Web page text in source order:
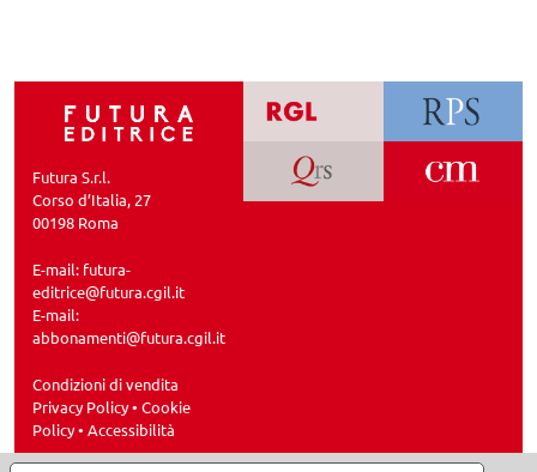
Futura S.r.l.
Corso d’Italia, 27
00198 Roma
E-mail: futura-
editrice@futura.cgil.it
E-mail:
abbonamenti@futura.cgil.it
Condizioni di vendita
Privacy Policy• Cookie
Policy• Accessibilità